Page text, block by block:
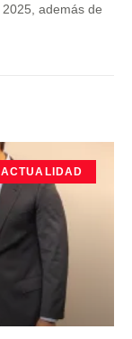
además de
ACTUALIDAD